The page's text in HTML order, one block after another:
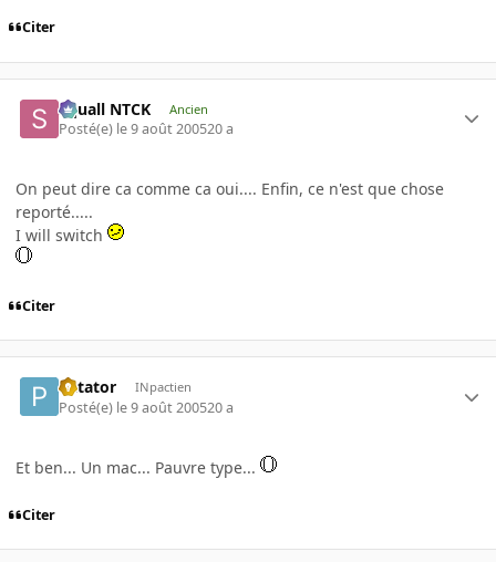
Citer
Squall NTCK Ancien
Posté(e) le 9 août 200520 a
On peut dire ca comme ca oui.... Enfin, ce n'est que chose
reporté.....
I will switch
Citer
Patator INpactien
Posté(e) le 9 août 200520 a
Et ben... Un mac... Pauvre type...
Citer